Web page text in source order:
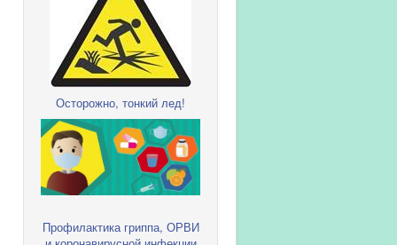
Осторожно, тонкий лед!
Профилактика гриппа, ОРВИ